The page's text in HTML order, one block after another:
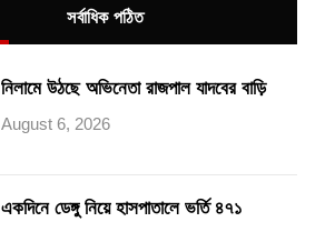
সর্বাধিক পঠিত
নিলামে উঠছে অভিনেতা রাজপাল যাদবের বাড়ি
August 6, 2026
একদিনে ডেঙ্গু নিয়ে হাসপাতালে ভর্তি ৪৭১